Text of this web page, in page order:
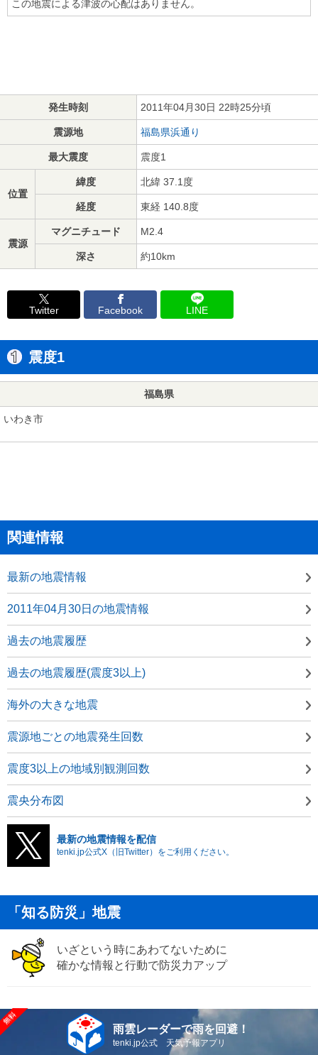
この地震による津波の心配はありません。
発生時刻 2011年04月30日 22時25分頃
震源地 福島県浜通り
最大震度 震度1
位置
緯度 北緯 37.1度
経度 東経 140.8度
震源
マグニチュード M2.4
深さ 約10km
Twitter Facebook LINE
震度1
福島県
いわき市
関連情報
最新の地震情報
2011年04月30日の地震情報
過去の地震履歴
過去の地震履歴(震度3以上)
海外の大きな地震
震源地ごとの地震発生回数
震度3以上の地域別観測回数
震央分布図
最新の地震情報を配信
tenki.jp公式X（旧Twitter）をご利用ください。
「知る防災」地震
いざという時にあわてないために
確かな情報と行動で防災力アップ
雨雲レーダーで雨を回避！
tenki.jp公式 天気予報アプリ